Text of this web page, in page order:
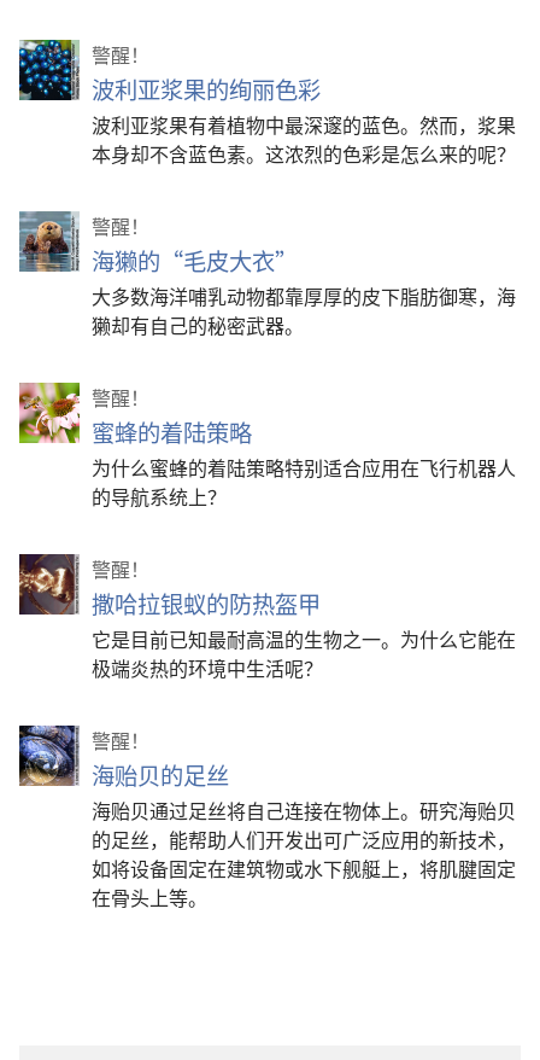
警醒！
波利亚浆果的绚丽色彩
波利亚浆果有着植物中最深邃的蓝色。然而，浆果
本身却不含蓝色素。这浓烈的色彩是怎么来的呢？
警醒！
海獭的“毛皮大衣”
大多数海洋哺乳动物都靠厚厚的皮下脂肪御寒，海
獭却有自己的秘密武器。
警醒！
蜜蜂的着陆策略
为什么蜜蜂的着陆策略特别适合应用在飞行机器人
的导航系统上？
警醒！
撒哈拉银蚁的防热盔甲
它是目前已知最耐高温的生物之一。为什么它能在
极端炎热的环境中生活呢？
警醒！
海贻贝的足丝
海贻贝通过足丝将自己连接在物体上。研究海贻贝
的足丝，能帮助人们开发出可广泛应用的新技术，
如将设备固定在建筑物或水下舰艇上，将肌腱固定
在骨头上等。